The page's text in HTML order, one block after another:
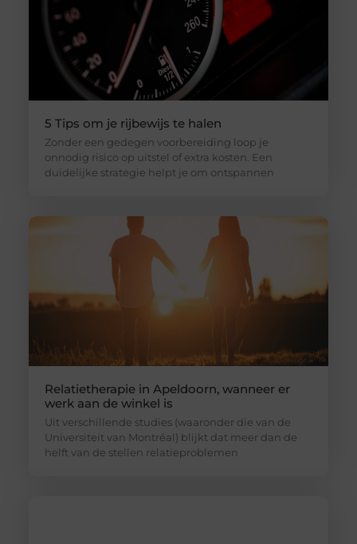
5 Tips om je rijbewijs te halen
Zonder een gedegen voorbereiding loop je
onnodig risico op uitstel of extra kosten. Een
duidelijke strategie helpt je om ontspannen
Relatietherapie in Apeldoorn, wanneer er
werk aan de winkel is
Uit verschillende studies (waaronder die van de
Universiteit van Montréal) blijkt dat meer dan de
helft van de stellen relatieproblemen